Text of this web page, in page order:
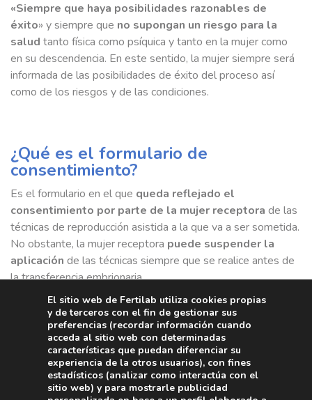
«Siempre que haya posibilidades razonables de
éxito» y siempre que no supongan un riesgo para la
salud tanto física como psíquica y tanto en la mujer como
en su descendencia. En este sentido, la mujer siempre será
informada de las posibilidades de éxito del proceso así
como de los riesgos y de las condiciones.
¿Qué es el formulario de
consentimiento?
Es el formulario en el que queda reflejado el
consentimiento por parte de la mujer receptora de las
técnicas de reproducción asistida a la que va a ser sometida.
No obstante, la mujer receptora puede suspender la
aplicación de las técnicas siempre que se realice antes de
la transferencia embrionaria.
¿Cómo se realiza el contrato entre
donante y el centro?
Se llevará a cabo uncontrato escritoentre el donante,
previamente informado, y el centro. Los contratos deberán
El sitio web de Fertilab utiliza cookies propias
y de terceros con el fin de gestionar sus
preferencias (recordar información cuando
acceda al sitio web con determinadas
características que puedan diferenciar su
experiencia de la otros usuarios), con fines
estadísticos (analizar como interactúa con el
sitio web) y para mostrarle publicidad